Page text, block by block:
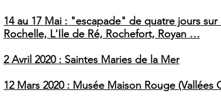
14 au 17 Mai : "escapade" de quatre jours
Rochelle, L'Ile de Ré, Rochefort, Royan …
2 Avril 2020 : Saintes Maries de la Mer
12 Mars 2020 : Musée Maison Rouge